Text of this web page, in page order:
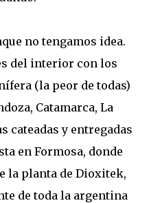
no tengamos idea.
del interior con los
(la peor de todas)
Catamarca, La
cateadas y entregadas
en Formosa, donde
la planta de Dioxitek,
de toda la argentina